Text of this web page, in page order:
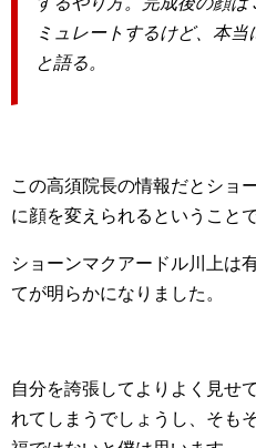
ミュレートするけど、本当
と語る。
この高須院長の情報だとショ
に顔を変えられるということで
ショーンマクアードル川上は
てが明らかになりました。
自分を誇張してよりよく見せ
れてしまうでしょうし、そも